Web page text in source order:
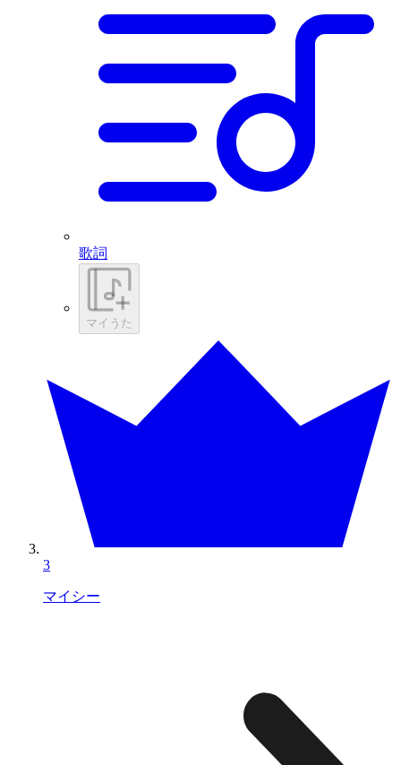
歌詞
マイうた
3
マイシー